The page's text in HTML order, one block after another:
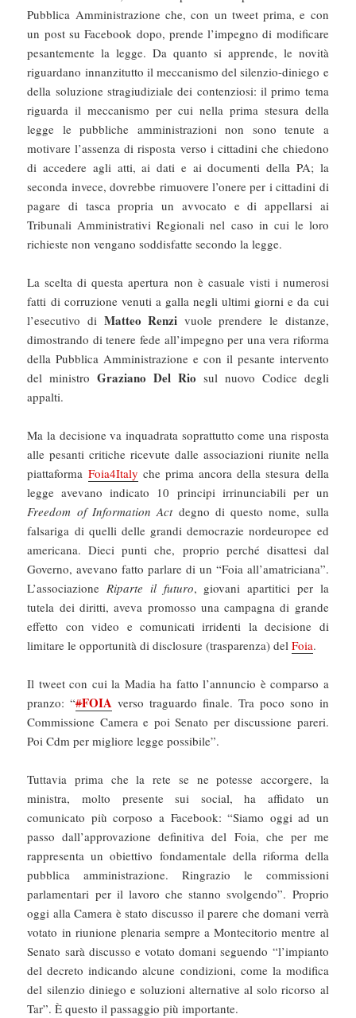
Pubblica Amministrazione che, con un tweet prima, e con
un post su Facebook dopo, prende l’impegno di modificare
pesantemente la legge. Da quanto si apprende, le novità
riguardano innanzitutto il meccanismo del silenzio-diniego e
della soluzione stragiudiziale dei contenziosi: il primo tema
riguarda il meccanismo per cui nella prima stesura della
legge le pubbliche amministrazioni non sono tenute a
motivare l’assenza di risposta verso i cittadini che chiedono
di accedere agli atti, ai dati e ai documenti della PA; la
seconda invece, dovrebbe rimuovere l’onere per i cittadini di
pagare di tasca propria un avvocato e di appellarsi ai
Tribunali Amministrativi Regionali nel caso in cui le loro
richieste non vengano soddisfatte secondo la legge.
La scelta di questa apertura non è casuale visti i numerosi
fatti di corruzione venuti a galla negli ultimi giorni e da cui
l’esecutivo di Matteo Renzi vuole prendere le distanze,
dimostrando di tenere fede all’impegno per una vera riforma
della Pubblica Amministrazione e con il pesante intervento
del ministroGraziano Del Rio sul nuovo Codice degli
appalti.
Ma la decisione va inquadrata soprattutto come una risposta
alle pesanti critiche ricevute dalle associazioni riunite nella
piattaforma Foia4Italy che prima ancora della stesura della
legge avevano indicato 10 principi irrinunciabili per un
Freedom of Information Actdegno di questo nome, sulla
falsariga di quelli delle grandi democrazie nordeuropee ed
americana. Dieci punti che, proprio perché disattesi dal
Governo, avevano fatto parlare di un “Foia all’amatriciana”.
L’associazioneRiparte il futuro, giovani apartitici per la
tutela dei diritti, aveva promosso una campagna di grande
effetto con video e comunicati irridenti la decisione di
limitare le opportunità di disclosure (trasparenza) delFoia.
Il tweet con cui la Madia ha fatto l’annuncio è comparso a
pranzo: “#FOIA verso traguardo finale. Tra poco sono in
Commissione Camera e poi Senato per discussione pareri.
Poi Cdm per migliore legge possibile”.
Tuttavia prima che la rete se ne potesse accorgere, la
ministra, molto presente sui social, ha affidato un
comunicato più corposo a Facebook: “Siamo oggi ad un
passo dall’approvazione definitiva del Foia, che per me
rappresenta un obiettivo fondamentale della riforma della
pubblica amministrazione. Ringrazio le commissioni
parlamentari per il lavoro che stanno svolgendo”. Proprio
oggi alla Camera è stato discusso il parere che domani verrà
votato in riunione plenaria sempre a Montecitorio mentre al
Senato sarà discusso e votato domani seguendo “l’impianto
del decreto indicando alcune condizioni, come la modifica
del silenzio diniego e soluzioni alternative al solo ricorso al
Tar”. È questo il passaggio più importante.